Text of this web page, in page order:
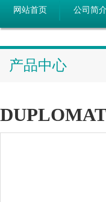
网站首页 公司简
产品中心